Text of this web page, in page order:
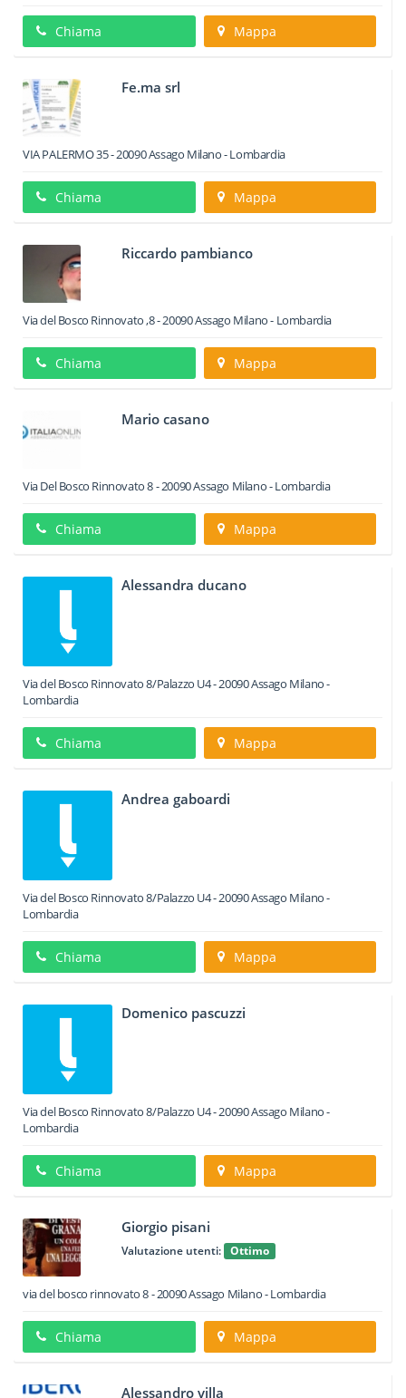
Chiama Mappa
Fe.ma srl
VIA PALERMO 35-20090Assago Milano -Lombardia
Chiama Mappa
Riccardo pambianco
Via del Bosco Rinnovato ,8-20090Assago Milano - Lombardia
Chiama Mappa
Mario casano
Via Del Bosco Rinnovato 8-20090Assago Milano -Lombardia
Chiama Mappa
Alessandra ducano
Via del Bosco Rinnovato 8/Palazzo U4-20090Assago Milano -
Lombardia
Chiama Mappa
Andrea gaboardi
Via del Bosco Rinnovato 8/Palazzo U4-20090Assago Milano -
Lombardia
Chiama Mappa
Domenico pascuzzi
Via del Bosco Rinnovato 8/Palazzo U4-20090Assago Milano -
Lombardia
Chiama Mappa
Giorgio pisani
Valutazione utenti: Ottimo
via del bosco rinnovato 8-20090Assago Milano -Lombardia
Chiama Mappa
Alessandro villa